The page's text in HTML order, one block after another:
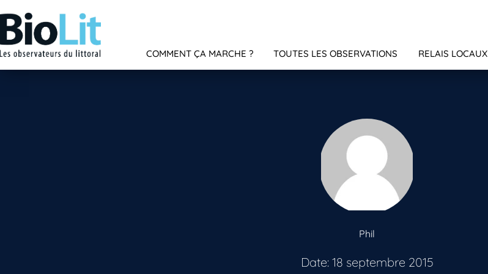
COMMENT ÇA MARCHE ? TOUTES LES OBSERVATIONS RELAIS LOCAUX
Phil
Date: 18 septembre 2015